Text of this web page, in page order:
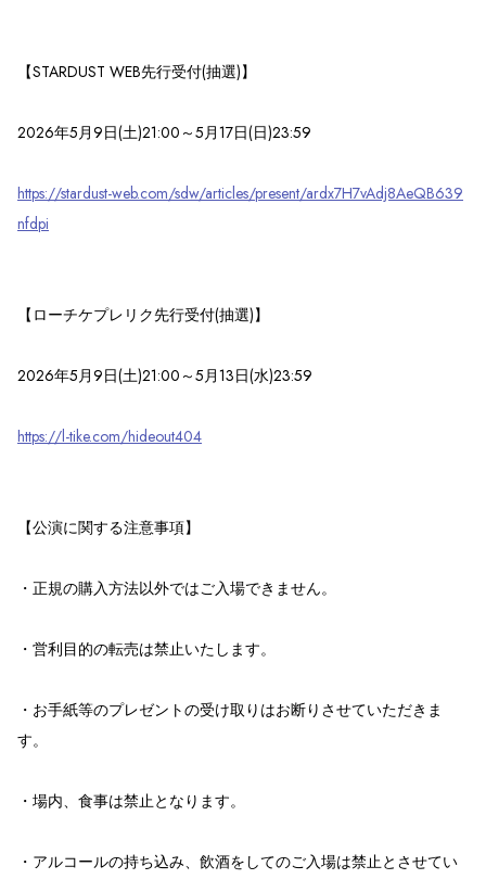
【STARDUST WEB先行受付(抽選)】
2026年5月9日(土)21:00～5月17日(日)23:59
https://stardust-web.com/sdw/articles/present/ardx7H7vAdj8AeQB639
nfdpi
【ローチケプレリク先行受付(抽選)】
2026年5月9日(土)21:00～5月13日(水)23:59
https://l-tike.com/hideout404
【公演に関する注意事項】
・正規の購入方法以外ではご入場できません。
・営利目的の転売は禁止いたします。
・お手紙等のプレゼントの受け取りはお断りさせていただきま
す。
・場内、食事は禁止となります。
・アルコールの持ち込み、飲酒をしてのご入場は禁止とさせてい